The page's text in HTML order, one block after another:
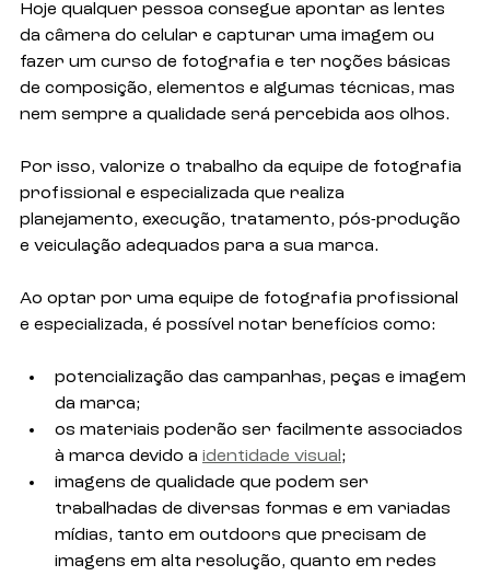
Hoje qualquer pessoa consegue apontar as lentes
da câmera do celular e capturar uma imagem ou
fazer um curso de fotografia e ter noções básicas
de composição, elementos e algumas técnicas, mas
nem sempre a qualidade será percebida aos olhos.
Por isso, valorize o trabalho da equipe de fotografia
profissional e especializada que realiza
planejamento, execução, tratamento, pós-produção
e veiculação adequados para a sua marca.
Ao optar por uma equipe de fotografia profissional
e especializada, é possível notar benefícios como:
potencialização das campanhas, peças e imagem
da marca;
os materiais poderão ser facilmente associados
à marca devido a identidade visual;
imagens de qualidade que podem ser
trabalhadas de diversas formas e em variadas
mídias, tanto em outdoors que precisam de
imagens em alta resolução, quanto em redes